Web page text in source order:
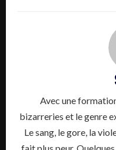
Avec une
bizarreries et le genre
Le sang, le gore, la